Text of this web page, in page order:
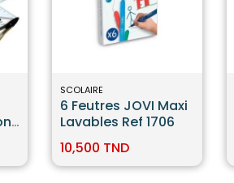
SCOLAIRE
6 Feutres JOVI Maxi
Lavables Ref 1706
10,500 TND